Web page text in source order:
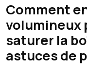
Comment
volumineux
saturer la
astuces de